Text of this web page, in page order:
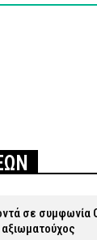
σε συμφωνία